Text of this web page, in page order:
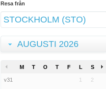
Resa från
AUGUSTI 2026
M T O T F L S
v31 1 2